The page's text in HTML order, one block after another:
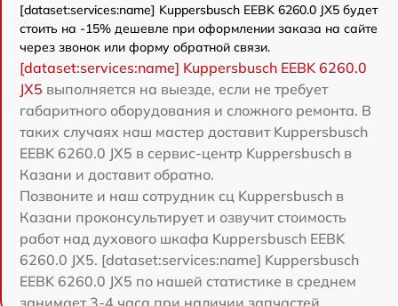
[dataset:services:name] Kuppersbusch EEBK 6260.0 JX5 будет
стоить на -15% дешевле при оформлении заказа на сайте
через звонок или форму обратной связи.
[dataset:services:name] Kuppersbusch EEBK 6260.0
JX5 выполняется на выезде, если не требует
габаритного оборудования и сложного ремонта. В
таких случаях наш мастер доставит Kuppersbusch
EEBK 6260.0 JX5 в сервис-центр Kuppersbusch в
Казани и доставит обратно.
Позвоните и наш сотрудник сц Kuppersbusch в
Казани проконсультирует и озвучит стоимость
работ над духового шкафа Kuppersbusch EEBK
6260.0 JX5. [dataset:services:name] Kuppersbusch
EEBK 6260.0 JX5 по нашей статистике в среднем
занимает 3-4 часа при наличии запчастей.